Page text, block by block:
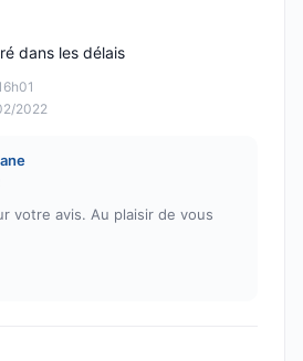
2022
dans les délais
votre avis. Au plaisir de vous